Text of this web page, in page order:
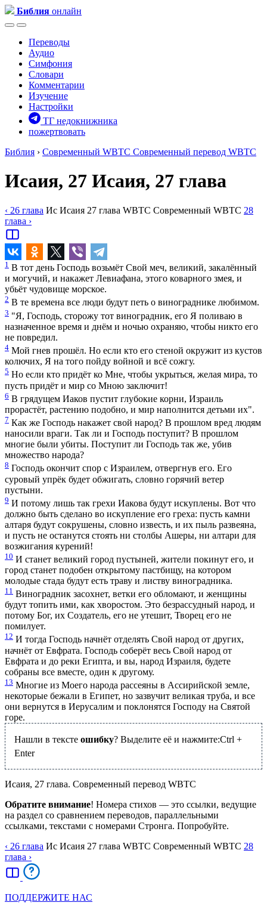
Библия онлайн
Переводы
Аудио
Симфония
Словари
Комментарии
Изучение
Настройки
ТГ недокнижника
пожертвовать
Библия › Cовременный WBTC Cовременный перевод WBTC
Исаия, 27 Исаия, 27 глава
‹ 26 глава Ис Исаия 27 глава WBTC Cовременный WBTC 28
глава ›
1 В тот день Господь возьмёт Свой меч, великий, закалённый
и могучий, и накажет Левиафана, этого коварного змея, и
убьёт чудовище морское.
2 В те времена все люди будут петь о винограднике любимом.
3 "Я, Господь, сторожу тот виноградник, его Я поливаю в
назначенное время и днём и ночью охраняю, чтобы никто его
не повредил.
4 Мой гнев прошёл. Но если кто его стеной окружит из кустов
колючих, Я на того пойду войной и всё сожгу.
5 Но если кто придёт ко Мне, чтобы укрыться, желая мира, то
пусть придёт и мир со Мною заключит!
6 В грядущем Иаков пустит глубокие корни, Израиль
прорастёт, растению подобно, и мир наполнится детьми их".
7 Как же Господь накажет свой народ? В прошлом вред людям
наносили враги. Так ли и Господь поступит? В прошлом
многие были убиты. Поступит ли Господь так же, убив
множество народа?
8 Господь окончит спор с Израилем, отвергнув его. Его
суровый упрёк будет обжигать, словно горячий ветер
пустыни.
9 И потому лишь так грехи Иакова будут искуплены. Вот что
должно быть сделано во искупление его греха: пусть камни
алтаря будут сокрушены, словно известь, и их пыль развеяна,
и пусть не останутся стоять ни столбы Ашеры, ни алтари для
возжигания курений!
10 И станет великий город пустыней, жители покинут его, и
город станет подобен открытому пастбищу, на котором
молодые стада будут есть траву и листву виноградника.
11 Виноградник засохнет, ветки его обломают, и женщины
будут топить ими, как хворостом. Это безрассудный народ, и
потому Бог, их Создатель, его не утешит, Творец его не
помилует.
12 И тогда Господь начнёт отделять Свой народ от других,
начнёт от Евфрата. Господь соберёт весь Свой народ от
Евфрата и до реки Египта, и вы, народ Израиля, будете
собраны все вместе, один к другому.
13 Многие из Моего народа рассеяны в Ассирийской земле,
некоторые бежали в Египет, но зазвучит великая труба, и все
они вернутся в Иерусалим и поклонятся Господу на Святой
горе.
Нашли в тексте ошибку? Выделите её и нажмите:Ctrl +
Enter
Исаия, 27 глава. Cовременный перевод WBTC
Обратите внимание! Номера стихов — это ссылки, ведущие
на раздел со сравнением переводов, параллельными
ссылками, текстами с номерами Стронга. Попробуйте.
‹ 26 глава Ис Исаия 27 глава WBTC Cовременный WBTC 28
глава ›
ПОДДЕРЖИТЕ НАС